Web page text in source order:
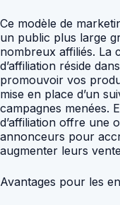
Ce modèle de
un public plus large
nombreux affiliés. La
d’affiliation réside
promouvoir vos
mise en place d’un
campagnes menées.
d’affiliation offre une
annonceurs pour
augmenter leurs
Avantages pour les